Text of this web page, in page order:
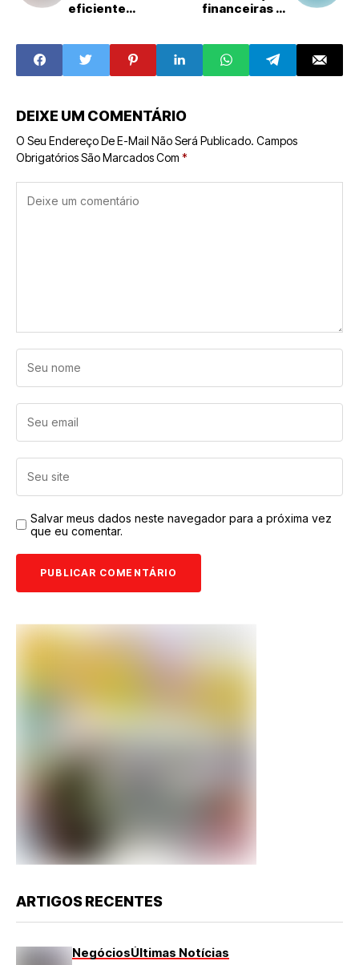
eficiente
cinco impactos
diretos no
desempenho das
financeiras se
estratégica para
empreender
DEIXE UM COMENTÁRIO
O Seu Endereço De E-Mail Não Será Publicado. Campos
Obrigatórios São Marcados Com *
Salvar meus dados neste navegador para a próxima vez
que eu comentar.
ARTIGOS RECENTES
NegóciosÚltimas Notícias